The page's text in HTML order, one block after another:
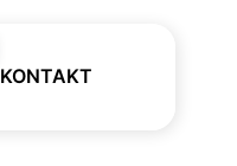
KONTAKT